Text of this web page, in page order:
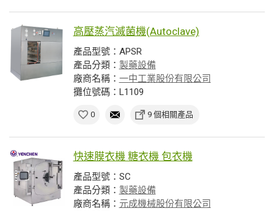
高壓蒸汽滅菌機(Autoclave)
產品型號：APSR
產品分類： 製藥設備
廠商名稱： 一中工業股份有限公司
攤位號碼：L1109
0 9 個相關產品
快速膜衣機 糖衣機 包衣機
產品型號：SC
產品分類： 製藥設備
廠商名稱： 元成機械股份有限公司